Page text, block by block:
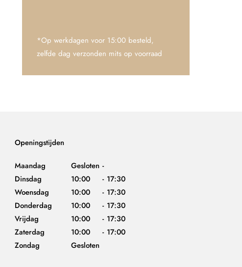
*Op werkdagen voor 15:00 besteld,
zelfde dag verzonden mits op voorraad
Openingstijden
Maandag Gesloten -
Dinsdag
10:00 - 17:30
Woensdag
10:00 - 17:30
Donderdag
10:00 - 17:30
Vrijdag
10:00 - 17:30
Zaterdag
10:00 - 17:00
Zondag
Gesloten